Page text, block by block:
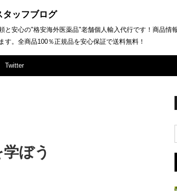
タッフブログ
と安心の"格安海外医薬品"老舗個人輸入代行です！商品情
す。全商品100％正規品を安心保証で送料無料！
Twitter
ぼう